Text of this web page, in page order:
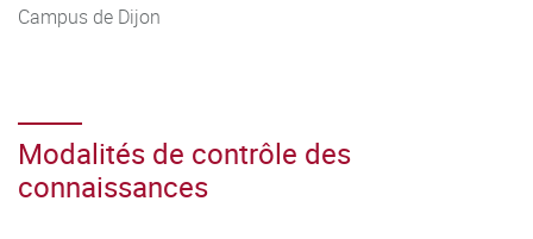
Campus de Dijon
Modalités de contrôle des
connaissances